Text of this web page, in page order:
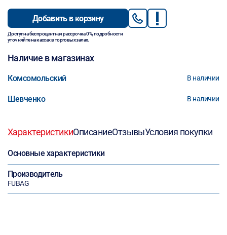
Добавить в корзину
Доступна беспроцентная рассрочка 0%, подробности
уточняйте на кассах в торговых залах.
Наличие в магазинах
Комсомольский В наличии
Шевченко В наличии
ХарактеристикиОписаниеОтзывыУсловия покупки
Основные характеристики
Производитель
FUBAG